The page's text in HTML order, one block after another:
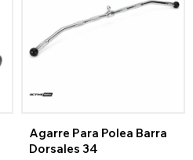
Agarre Para Polea Barra
Dorsales 34